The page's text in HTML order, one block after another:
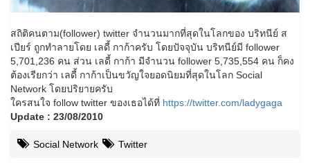
สถิติคนตาม(follower) twitter จำนวนมากที่สุดในโลกของ บริทนีย์ ส
เปียร์ ถูกทำลายโดย เลดี้ กาก้าครับ โดยปัจจุบัน บริทนีย์มี follower
5,701,236 คน ส่วน เลดี้ กาก้า มีจำนวน follower 5,735,554 คน ก็คง
ต้องเรียกว่า เลดี้ กาก้าเป็นขวัญใจยอดนิยมที่สุดในโลก Social
Network โดยปริยายครับ
ใครสนใจ follow twitter ของเธอได้ที่ https://twitter.com/ladygaga
Update : 23/08/2010
Social Network Twitter